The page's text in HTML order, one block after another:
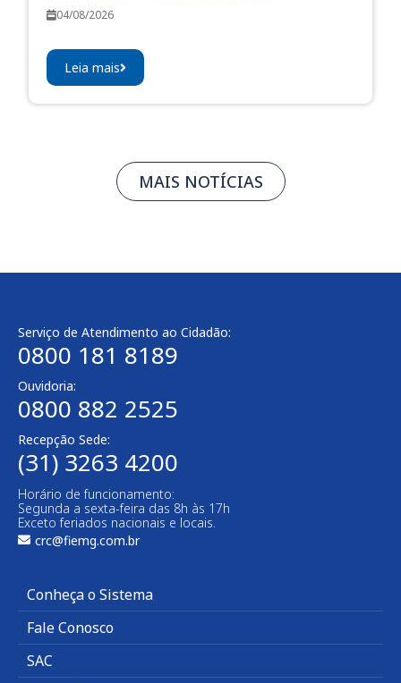
04/08/2026
Leia mais
MAIS NOTÍCIAS
Serviço de Atendimento ao Cidadão:
0800 181 8189
Ouvidoria:
0800 882 2525​
Recepção Sede:
(31) 3263 4200
Horário de funcionamento:
Segunda a sexta-feira das 8h às 17h
Exceto feriados nacionais e locais.
crc@fiemg.com.br
Conheça o Sistema
Fale Conosco
SAC